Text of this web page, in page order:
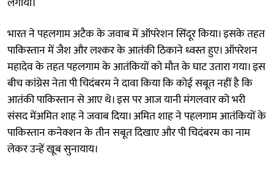
भारत ने पहलगाम अटैक के जवाब में ऑपरेशन सिंदूर किया। इसके तहत
पाकिस्तान में जैश और लश्कर के आतंकी ठिकाने ध्वस्त हुए। ऑपरेशन
महादेव के तहत पहलगाम के आतंकियों को मौत के घाट उतारा गया। इस
बीच कांग्रेस नेता पी चिदंबरम ने दावा किया कि कोई सबूत नहीं है कि
आतंकी पाकिस्तान से आए थे। इस पर आज यानी मंगलवार को भरी
संसद मेंअमित शाह ने जवाब दिया। अमित शाह ने पहलगाम आतंकियों के
पाकिस्तान कनेक्शन के तीन सबूत दिखाए और पी चिदंबरम का नाम
लेकर उन्हें खूब सुनायाय।